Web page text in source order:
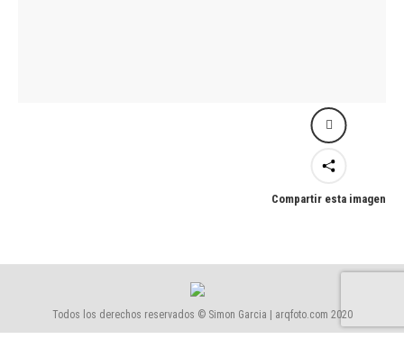
Compartir esta imagen
Todos los derechos reservados © Simon Garcia | arqfoto.com 2020